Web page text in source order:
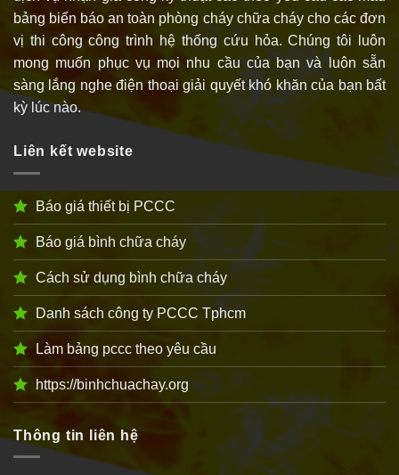
bảng biển báo an toàn phòng cháy chữa cháy cho các đơn
vị thi công công trình hệ thống cứu hỏa. Chúng tôi luôn
mong muốn phục vụ mọi nhu cầu của bạn và luôn sẵn
sàng lắng nghe điện thoại giải quyết khó khăn của bạn bất
kỳ lúc nào.
Liên kết website
Báo giá thiết bị PCCC
Báo giá bình chữa cháy
Cách sử dụng bình chữa cháy
Danh sách công ty PCCC Tphcm
Làm bảng pccc theo yêu cầu
https://binhchuachay.org
Thông tin liên hệ